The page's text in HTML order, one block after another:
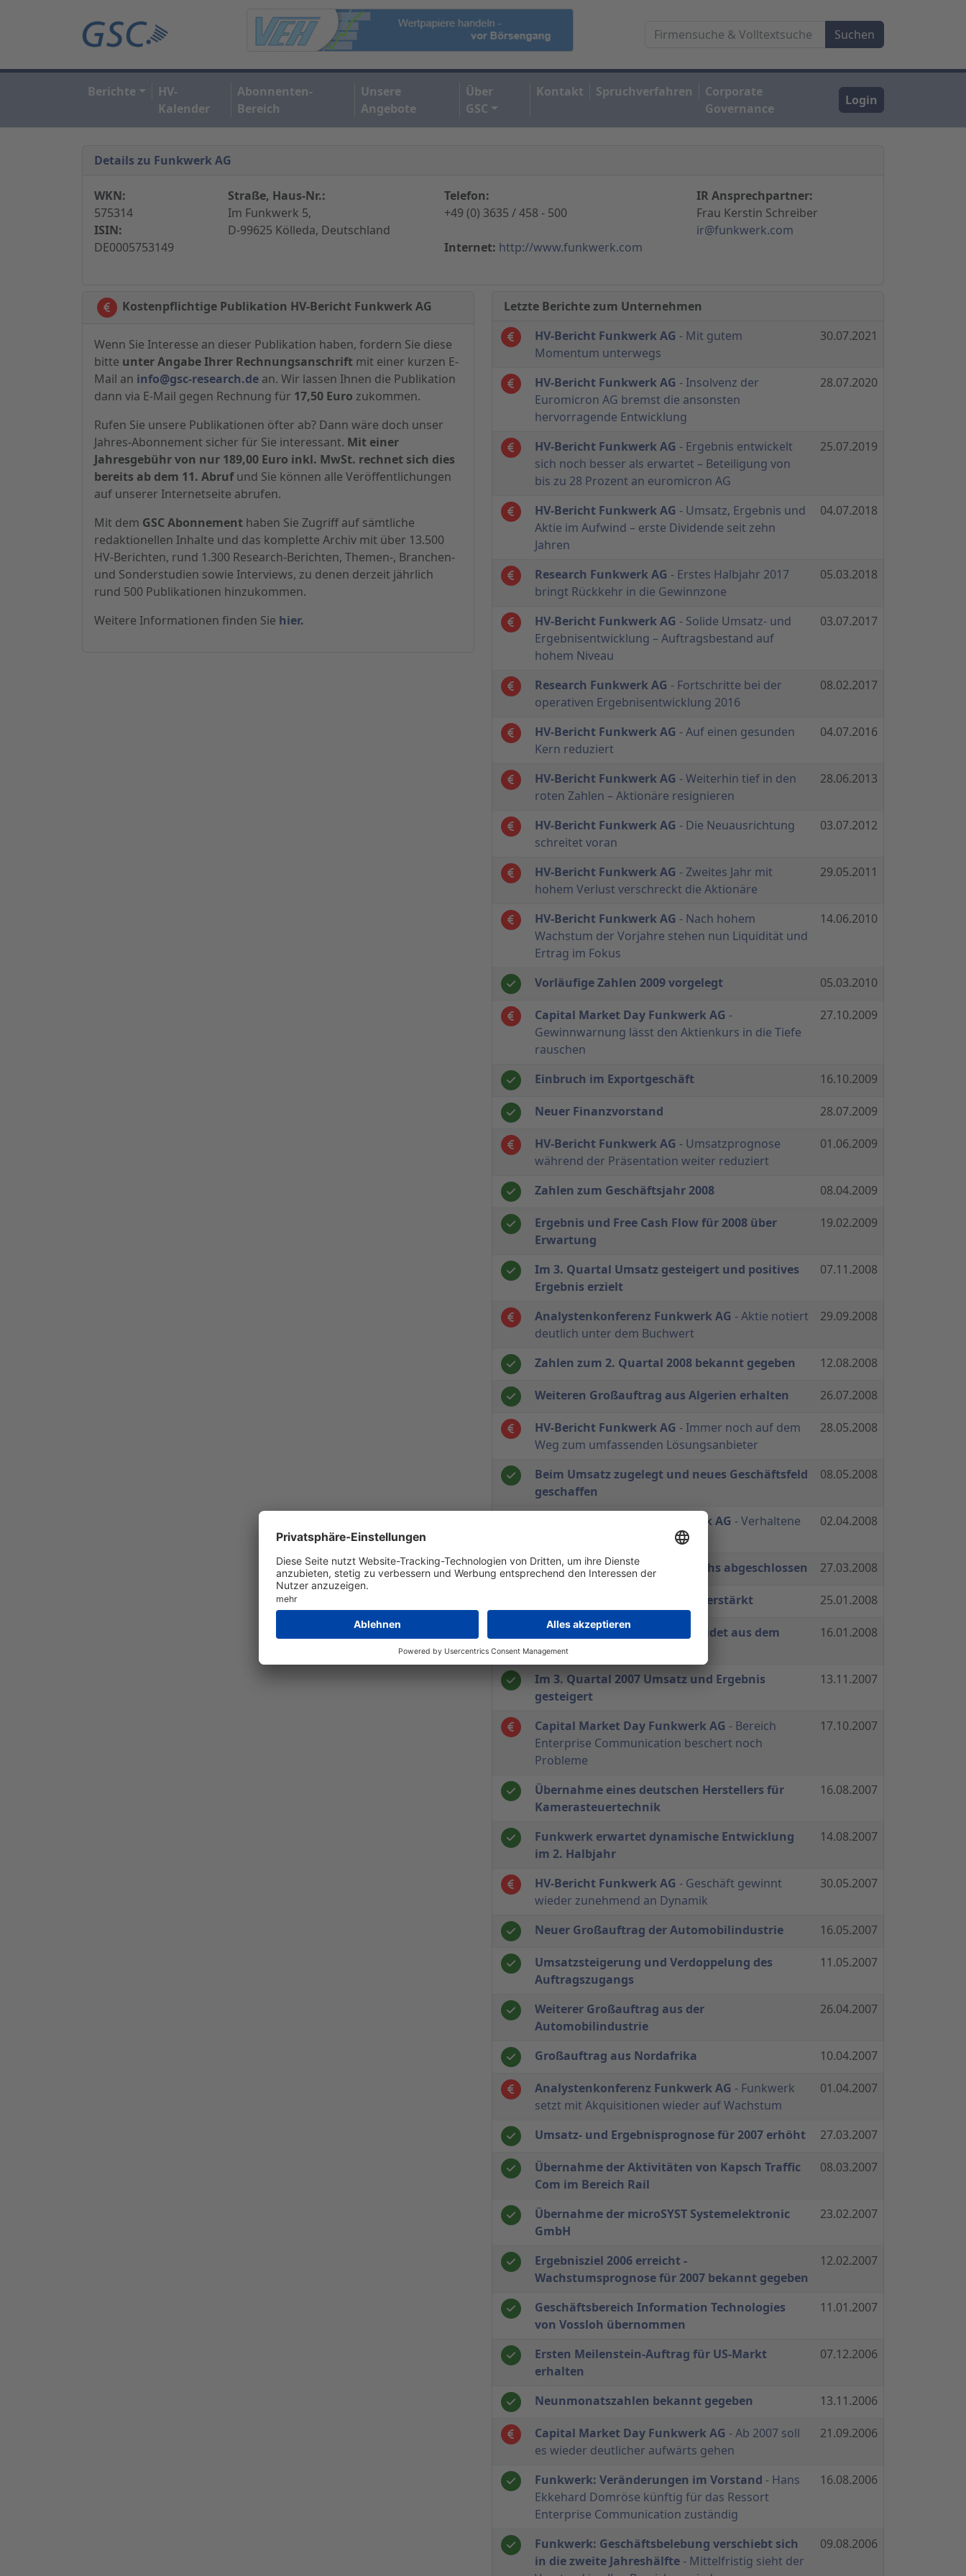
Berichte
HV-
Kalender
Abonnenten-
Bereich
Unsere
Angebote
Über
GSC
Kontakt Spruchverfahren
Corporate
Governance
Login
Details zu Funkwerk AG
WKN:
575314
ISIN:
DE0005753149
Straße, Haus-Nr.:
Im Funkwerk 5,
D-99625 Kölleda, Deutschland
Telefon:
+49 (0) 3635 / 458 - 500
Internet: http://www.funkwerk.com
IR Ansprechpartner:
Frau Kerstin Schreiber
ir@funkwerk.com
Kostenpflichtige Publikation HV-Bericht Funkwerk AG
Wenn Sie Interesse an dieser Publikation haben, fordern Sie diese
bitte unter Angabe Ihrer Rechnungsanschrift mit einer kurzen E-
Mail an info@gsc-research.de an. Wir lassen Ihnen die Publikation
dann via E-Mail gegen Rechnung für 17,50 Euro zukommen.
Rufen Sie unsere Publikationen öfter ab? Dann wäre doch unser
Jahres-Abonnement sicher für Sie interessant. Mit einer
Jahresgebühr von nur 189,00 Euro inkl. MwSt. rechnet sich dies
bereits ab dem 11. Abrufund Sie können alle Veröffentlichungen
auf unserer Internetseite abrufen.
Mit dem GSC Abonnement haben Sie Zugriff auf sämtliche
redaktionellen Inhalte und das komplette Archiv mit über 13.500
HV-Berichten, rund 1.300 Research-Berichten, Themen-, Branchen-
und Sonderstudien sowie Interviews, zu denen derzeit jährlich
rund 500 Publikationen hinzukommen.
Weitere Informationen finden Sie hier.
Letzte Berichte zum Unternehmen
HV-Bericht Funkwerk AG - Mit gutem
Momentum unterwegs
30.07.2021
HV-Bericht Funkwerk AG - Insolvenz der
Euromicron AG bremst die ansonsten
hervorragende Entwicklung
28.07.2020
HV-Bericht Funkwerk AG - Ergebnis entwickelt
sich noch besser als erwartet – Beteiligung von
bis zu 28 Prozent an euromicron AG
25.07.2019
HV-Bericht Funkwerk AG - Umsatz, Ergebnis und
Aktie im Aufwind – erste Dividende seit zehn
Jahren
04.07.2018
Research Funkwerk AG - Erstes Halbjahr 2017
bringt Rückkehr in die Gewinnzone
05.03.2018
HV-Bericht Funkwerk AG - Solide Umsatz- und
Ergebnisentwicklung – Auftragsbestand auf
hohem Niveau
03.07.2017
Research Funkwerk AG - Fortschritte bei der
operativen Ergebnisentwicklung 2016
08.02.2017
HV-Bericht Funkwerk AG - Auf einen gesunden
Kern reduziert
04.07.2016
HV-Bericht Funkwerk AG - Weiterhin tief in den
roten Zahlen – Aktionäre resignieren
28.06.2013
HV-Bericht Funkwerk AG - Die Neuausrichtung
schreitet voran
03.07.2012
HV-Bericht Funkwerk AG - Zweites Jahr mit
hohem Verlust verschreckt die Aktionäre
29.05.2011
HV-Bericht Funkwerk AG - Nach hohem
Wachstum der Vorjahre stehen nun Liquidität und
Ertrag im Fokus
14.06.2010
Vorläufige Zahlen 2009 vorgelegt 05.03.2010
Capital Market Day Funkwerk AG -
Gewinnwarnung lässt den Aktienkurs in die Tiefe
rauschen
27.10.2009
Einbruch im Exportgeschäft 16.10.2009
Neuer Finanzvorstand 28.07.2009
HV-Bericht Funkwerk AG - Umsatzprognose
während der Präsentation weiter reduziert
01.06.2009
Zahlen zum Geschäftsjahr 2008 08.04.2009
Ergebnis und Free Cash Flow für 2008 über
Erwartung
19.02.2009
Im 3. Quartal Umsatz gesteigert und positives
Ergebnis erzielt
07.11.2008
Analystenkonferenz Funkwerk AG - Aktie notiert
deutlich unter dem Buchwert
29.09.2008
Zahlen zum 2. Quartal 2008 bekannt gegeben 12.08.2008
Weiteren Großauftrag aus Algerien erhalten 26.07.2008
HV-Bericht Funkwerk AG - Immer noch auf dem
Weg zum umfassenden Lösungsanbieter
28.05.2008
Beim Umsatz zugelegt und neues Geschäftsfeld
geschaffen
08.05.2008
Analystenkonferenz Funkwerk AG - Verhaltene
02.04.2008
Geschäftsjahr 2007 mit Zuwachs abgeschlossen 27.03.2008
Marktposition in Frankreich verstärkt 25.01.2008
Hans-Ekkehard Domröse scheidet aus dem
Vorstand aus
16.01.2008
Im 3. Quartal 2007 Umsatz und Ergebnis
gesteigert
13.11.2007
Capital Market Day Funkwerk AG - Bereich
Enterprise Communication beschert noch
Probleme
17.10.2007
Übernahme eines deutschen Herstellers für
Kamerasteuertechnik
16.08.2007
Funkwerk erwartet dynamische Entwicklung
im 2. Halbjahr
14.08.2007
HV-Bericht Funkwerk AG - Geschäft gewinnt
wieder zunehmend an Dynamik
30.05.2007
Neuer Großauftrag der Automobilindustrie 16.05.2007
Umsatzsteigerung und Verdoppelung des
Auftragszugangs
11.05.2007
Weiterer Großauftrag aus der
Automobilindustrie
26.04.2007
Großauftrag aus Nordafrika 10.04.2007
Analystenkonferenz Funkwerk AG - Funkwerk
setzt mit Akquisitionen wieder auf Wachstum
01.04.2007
Umsatz- und Ergebnisprognose für 2007 erhöht 27.03.2007
Übernahme der Aktivitäten von Kapsch Traffic
Com im Bereich Rail
08.03.2007
Übernahme der microSYST Systemelektronic
GmbH
23.02.2007
Ergebnisziel 2006 erreicht -
Wachstumsprognose für 2007 bekannt gegeben
12.02.2007
Geschäftsbereich Information Technologies
von Vossloh übernommen
11.01.2007
Ersten Meilenstein-Auftrag für US-Markt
erhalten
07.12.2006
Neunmonatszahlen bekannt gegeben 13.11.2006
Capital Market Day Funkwerk AG - Ab 2007 soll
es wieder deutlicher aufwärts gehen
21.09.2006
Funkwerk: Veränderungen im Vorstand - Hans
Ekkehard Domröse künftig für das Ressort
Enterprise Communication zuständig
16.08.2006
Funkwerk: Geschäftsbelebung verschiebt sich
in die zweite Jahreshälfte - Mittelfristig sieht der
09.08.2006